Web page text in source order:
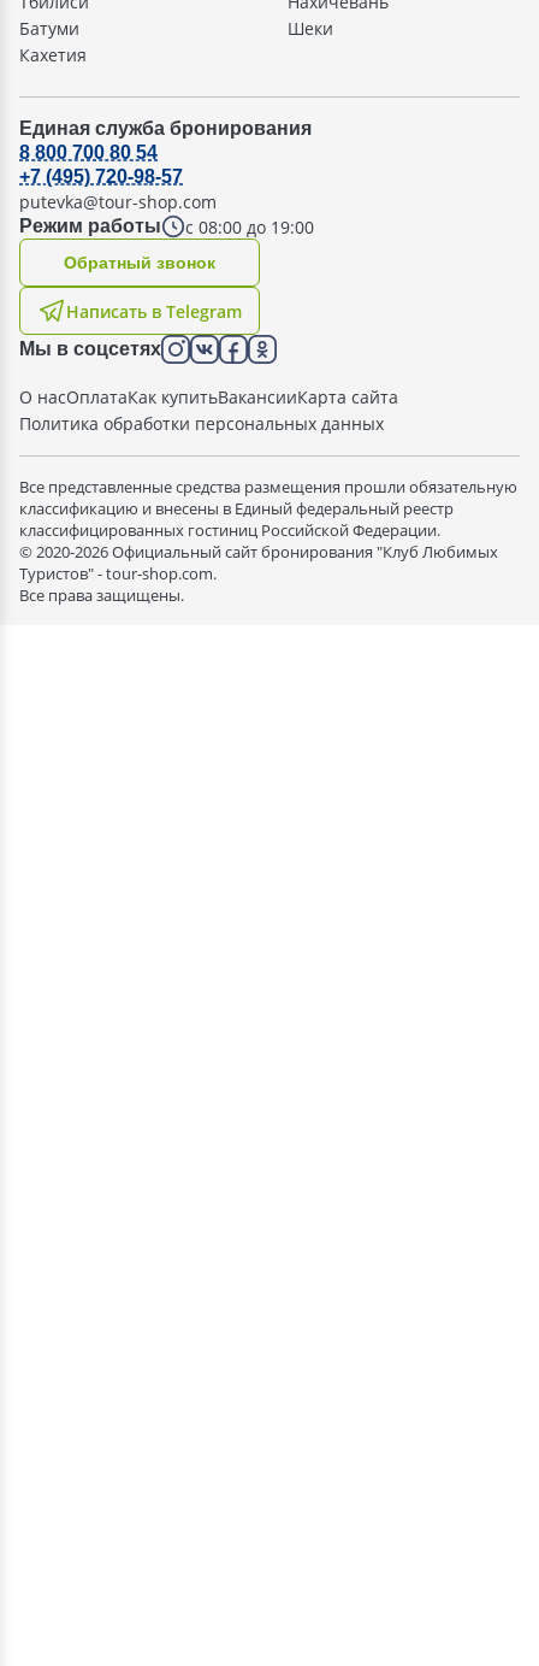
Батуми
Кахетия
Шеки
Единая служба бронирования
Режим работы с 08:00 до 19:00
8 800 700 80 54
+7 (495) 720-98-57
putevka@tour-shop.com
Написать в Telegram
Oбратный звонок
Мы в соцсетях
О насОплатаКак купитьВакансииКарта сайта
Политика обработки персональных данных
Все представленные средства размещения прошли обязательную
классификацию и внесены в Единый федеральный реестр
классифицированных гостиниц Российской Федерации.
© 2020-2026 Официальный сайт бронирования "Клуб Любимых
Туристов" - tour-shop.com.
Все права защищены.